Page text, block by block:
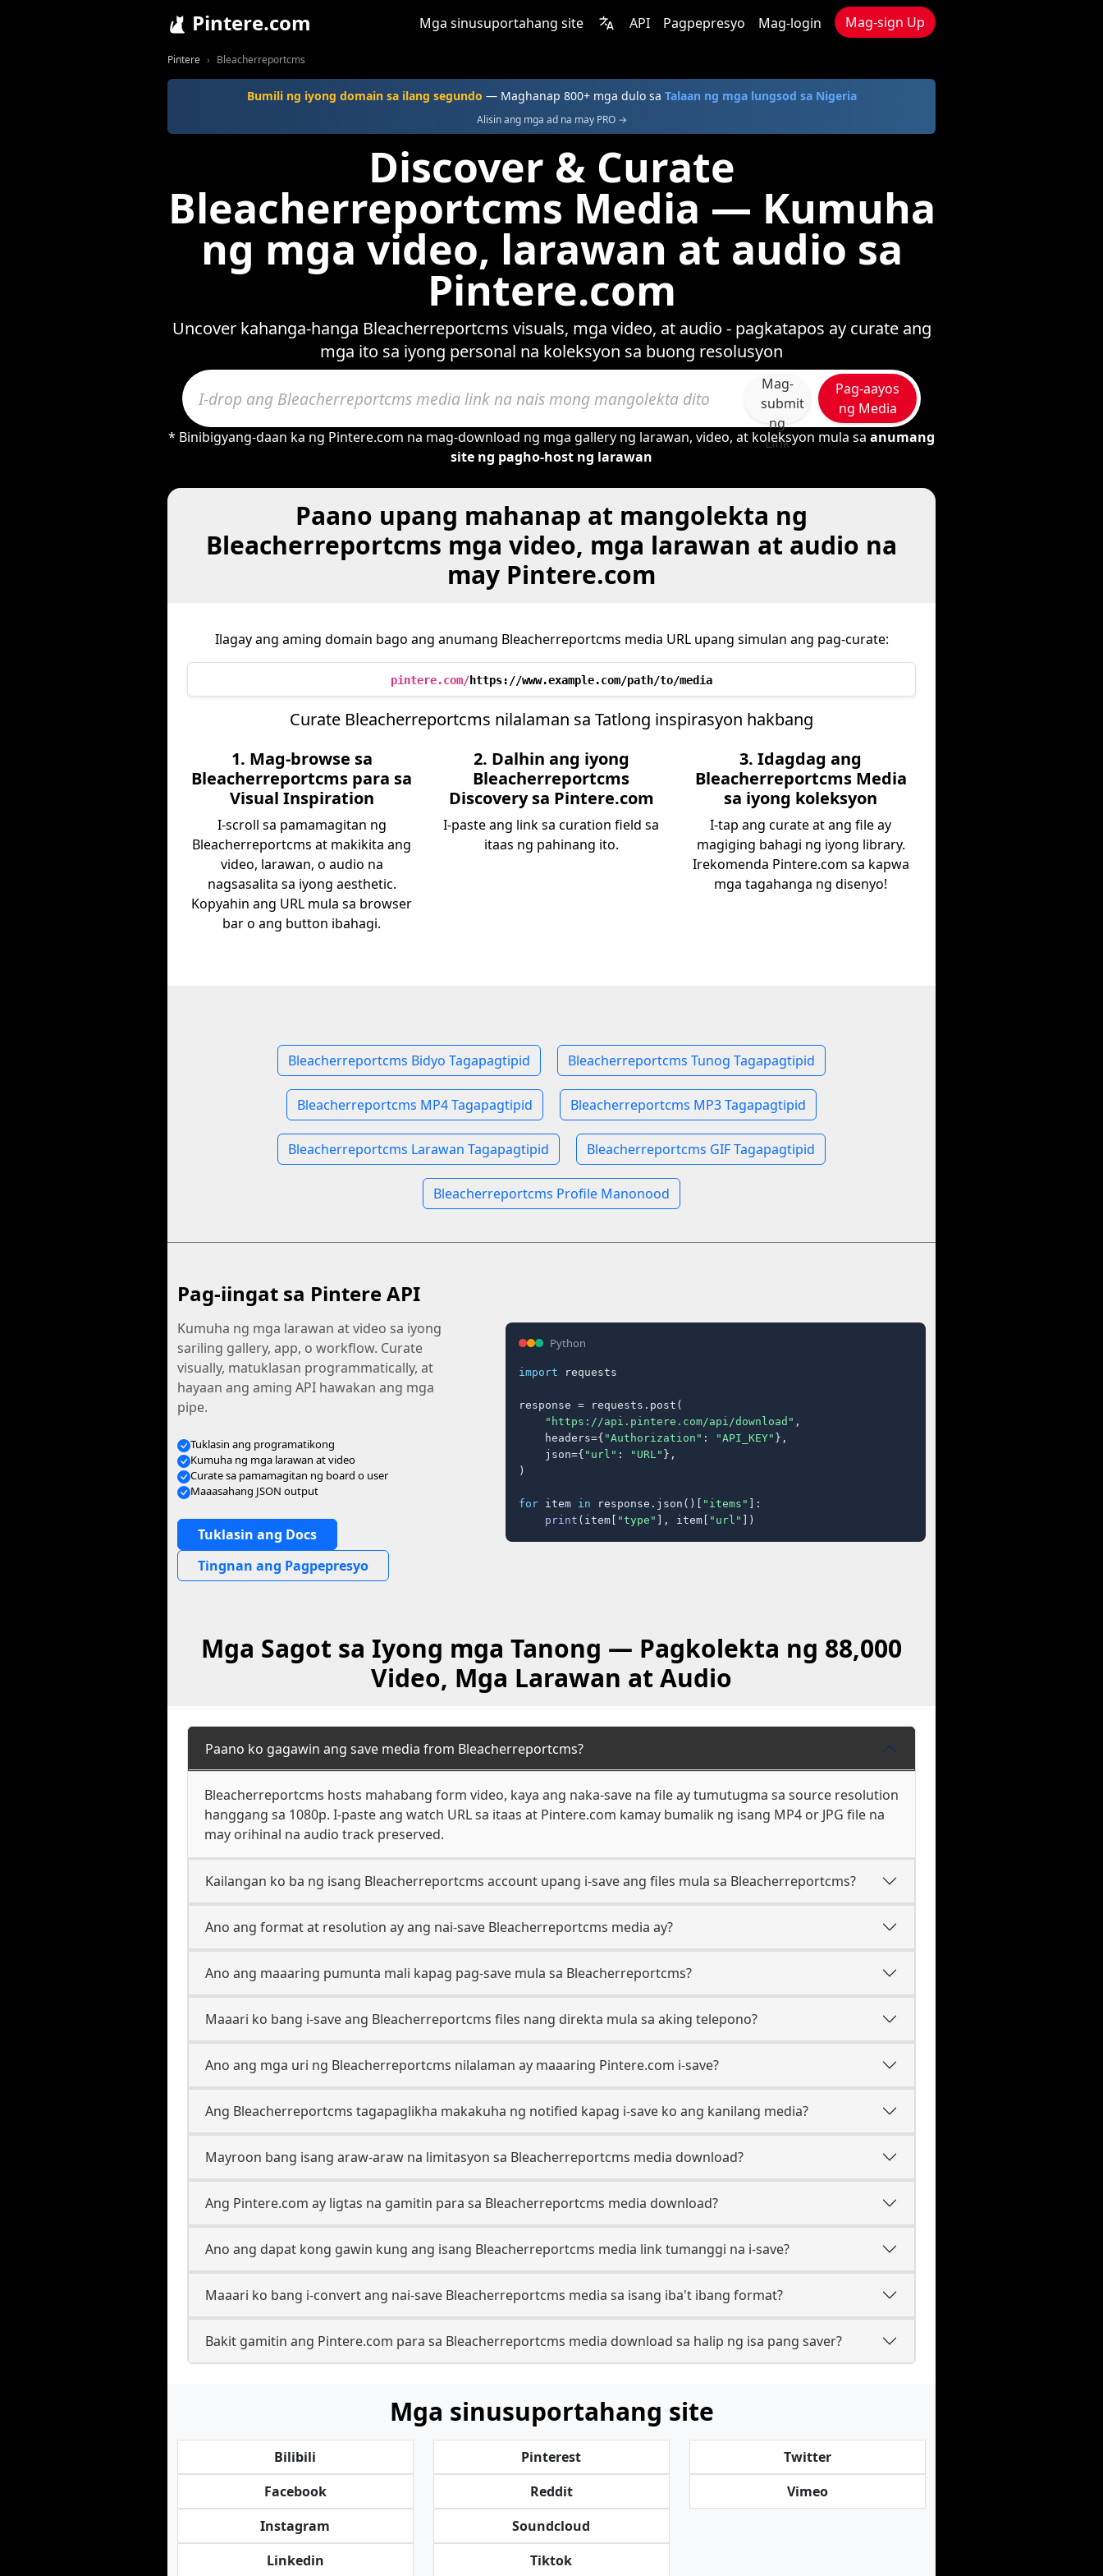
Pintere.com Mga sinusuportahang site API Pagpepresyo Mag-login Mag-sign Up
Pintere Bleacherreportcms
Bumili ng iyong domain sa ilang segundo — Maghanap 800+ mga dulo sa Talaan ng mga lungsod sa Nigeria
Alisin ang mga ad na may PRO →
Discover & Curate
Bleacherreportcms Media — Kumuha
ng mga video, larawan at audio sa
Pintere.com
Uncover kahanga-hanga Bleacherreportcms visuals, mga video, at audio - pagkatapos ay curate ang
mga ito sa iyong personal na koleksyon sa buong resolusyon
Mag-
submit
ng
Link
Pag-aayos
ng Media
* Binibigyang-daan ka ng Pintere.com na mag-download ng mga gallery ng larawan, video, at koleksyon mula sa anumang
site ng pagho-host ng larawan
Paano upang mahanap at mangolekta ng
Bleacherreportcms mga video, mga larawan at audio na
may Pintere.com
Ilagay ang aming domain bago ang anumang Bleacherreportcms media URL upang simulan ang pag-curate:
pintere.com/https://www.example.com/path/to/media
Curate Bleacherreportcms nilalaman sa Tatlong inspirasyon hakbang
1. Mag-browse sa
Bleacherreportcms para sa
Visual Inspiration
I-scroll sa pamamagitan ng
Bleacherreportcms at makikita ang
video, larawan, o audio na
nagsasalita sa iyong aesthetic.
Kopyahin ang URL mula sa browser
bar o ang button ibahagi.
2. Dalhin ang iyong
Bleacherreportcms
Discovery sa Pintere.com
I-paste ang link sa curation field sa
itaas ng pahinang ito.
3. Idagdag ang
Bleacherreportcms Media
sa iyong koleksyon
I-tap ang curate at ang file ay
magiging bahagi ng iyong library.
Irekomenda Pintere.com sa kapwa
mga tagahanga ng disenyo!
Bleacherreportcms Bidyo Tagapagtipid Bleacherreportcms Tunog Tagapagtipid
Bleacherreportcms MP4 Tagapagtipid Bleacherreportcms MP3 Tagapagtipid
Bleacherreportcms Larawan Tagapagtipid Bleacherreportcms GIF Tagapagtipid
Bleacherreportcms Profile Manonood
Pag-iingat sa Pintere API
Kumuha ng mga larawan at video sa iyong
sariling gallery, app, o workflow. Curate
visually, matuklasan programmatically, at
hayaan ang aming API hawakan ang mga
pipe.
Tuklasin ang programatikong
Kumuha ng mga larawan at video
Curate sa pamamagitan ng board o user
Maaasahang JSON output
Tuklasin ang Docs
Tingnan ang Pagpepresyo
Python
import requests
response = requests.post(
"https://api.pintere.com/api/download" ,
    headers={
"Authorization" : "API_KEY" },
    json={
"url" : "URL" },
)
for item in response.json()[ "items" ]:
print (item[ "type" ], item[ "url" ])
Mga Sagot sa Iyong mga Tanong — Pagkolekta ng 88,000
Video, Mga Larawan at Audio
Paano ko gagawin ang save media from Bleacherreportcms?
Bleacherreportcms hosts mahabang form video, kaya ang naka-save na file ay tumutugma sa source resolution
hanggang sa 1080p. I-paste ang watch URL sa itaas at Pintere.com kamay bumalik ng isang MP4 or JPG file na
may orihinal na audio track preserved.
Kailangan ko ba ng isang Bleacherreportcms account upang i-save ang files mula sa Bleacherreportcms?
Ano ang format at resolution ay ang nai-save Bleacherreportcms media ay?
Ano ang maaaring pumunta mali kapag pag-save mula sa Bleacherreportcms?
Maaari ko bang i-save ang Bleacherreportcms files nang direkta mula sa aking telepono?
Ano ang mga uri ng Bleacherreportcms nilalaman ay maaaring Pintere.com i-save?
Ang Bleacherreportcms tagapaglikha makakuha ng notified kapag i-save ko ang kanilang media?
Mayroon bang isang araw-araw na limitasyon sa Bleacherreportcms media download?
Ang Pintere.com ay ligtas na gamitin para sa Bleacherreportcms media download?
Ano ang dapat kong gawin kung ang isang Bleacherreportcms media link tumanggi na i-save?
Maaari ko bang i-convert ang nai-save Bleacherreportcms media sa isang iba't ibang format?
Bakit gamitin ang Pintere.com para sa Bleacherreportcms media download sa halip ng isa pang saver?
Mga sinusuportahang site
Bilibili
Facebook
Instagram
Linkedin
Pinterest
Reddit
Soundcloud
Tiktok
Twitter
Vimeo